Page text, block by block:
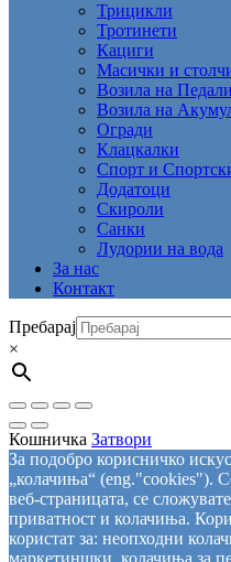
Трицикли
Тротинети
Кациги
Mасички и
Возила на Педали
Возила на
Огради
Клацкалки
Спорт и
Додатоци
Скироли
Санки
Лудории на вода
За нас
Контакт
Пребарај
×
Кошничка Затвори
За подобро корисничко
„колачиња“ (eng."cookies").
веб-страницата, се
приватност и колачиња.
користат за: неопходни
маркетиншки, колачиња за